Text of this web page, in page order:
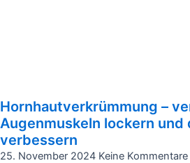
Hornhautverkrümmung –
Augenmuskeln lockern und
verbessern
25. November 2024 Keine Kommentare